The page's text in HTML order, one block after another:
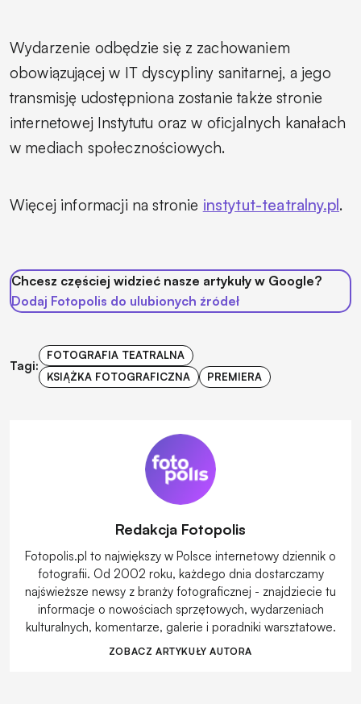
Wydarzenie odbędzie się z zachowaniem
obowiązującej w IT dyscypliny sanitarnej, a jego
transmisję udostępniona zostanie także stronie
internetowej Instytutu oraz w oficjalnych kanałach
w mediach społecznościowych.
Więcej informacji na stronie instytut-teatralny.pl.
Chcesz częściej widzieć nasze artykuły w Google?
Dodaj Fotopolis do ulubionych źródeł
Tagi:
FOTOGRAFIA TEATRALNA
KSIĄŻKA FOTOGRAFICZNA
PREMIERA
Redakcja Fotopolis
Fotopolis.pl to największy w Polsce internetowy dziennik o
fotografii. Od 2002 roku, każdego dnia dostarczamy
najświeższe newsy z branży fotograficznej - znajdziecie tu
informacje o nowościach sprzętowych, wydarzeniach
kulturalnych, komentarze, galerie i poradniki warsztatowe.
ZOBACZ ARTYKUŁY AUTORA